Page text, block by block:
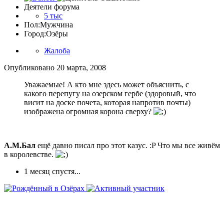
Деятели форума
5 тыс
Пол:Мужчина
Город:Озёры
Жалоба
Опубликовано 20 марта, 2008
Уважаемые! А кто мне здесь может объяснить, с
какого перепугу на озерском гербе (здоровый, что
висит на доске почета, которая напротив почты)
изображена огромная корона сверху?
А.М.Бал ещё давно писал про этот казус. :P Что мы все живём
в королевстве.
1 месяц спустя...